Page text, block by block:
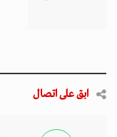
ابق على اتصال